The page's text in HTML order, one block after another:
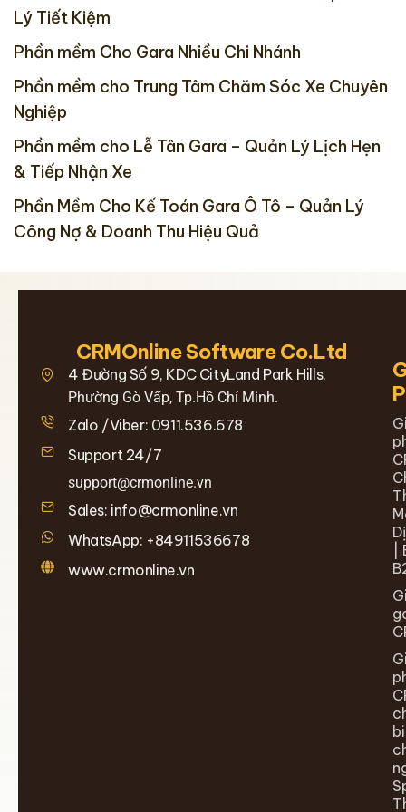
Lý Tiết Kiệm
Phần mềm Cho Gara Nhiều Chi Nhánh
Phần mềm cho Trung Tâm Chăm Sóc Xe Chuyên
Nghiệp
Phần mềm cho Lễ Tân Gara – Quản Lý Lịch Hẹn
& Tiếp Nhận Xe
Phần Mềm Cho Kế Toán Gara Ô Tô – Quản Lý
Công Nợ & Doanh Thu Hiệu Quả
CRMOnline Software Co.Ltd
4 Đường Số 9, KDC CityLand Park Hills,
Phường Gò Vấp, Tp.Hồ Chí Minh.
Zalo /Viber: 0911.536.678
Support 24/7
support@crmonline.vn
Sales: info@crmonline.vn
WhatsApp: +84911536678
www.crmonline.vn